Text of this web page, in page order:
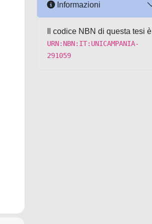
Informazioni
Il codice NBN di questa tesi è
URN:NBN:IT:UNICAMPANIA-
291059